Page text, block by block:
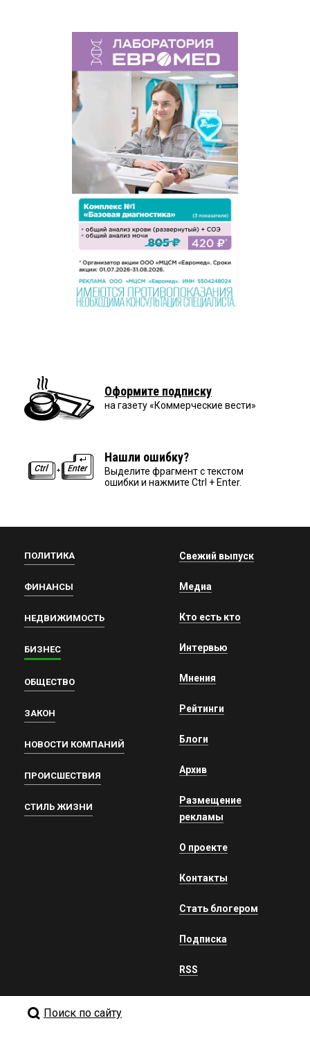
Оформите подписку
на газету «Коммерческие вести»
Нашли ошибку?
Выделите фрагмент с текстом
ошибки и нажмите Ctrl + Enter.
ПОЛИТИКА
ФИНАНСЫ
НЕДВИЖИМОСТЬ
БИЗНЕС
ОБЩЕСТВО
ЗАКОН
НОВОСТИ КОМПАНИЙ
ПРОИСШЕСТВИЯ
СТИЛЬ ЖИЗНИ
Свежий выпуск
Медиа
Кто есть кто
Интервью
Мнения
Рейтинги
Блоги
Архив
Размещение
рекламы
О проекте
Контакты
Стать блогером
Подписка
RSS
Поиск по сайту